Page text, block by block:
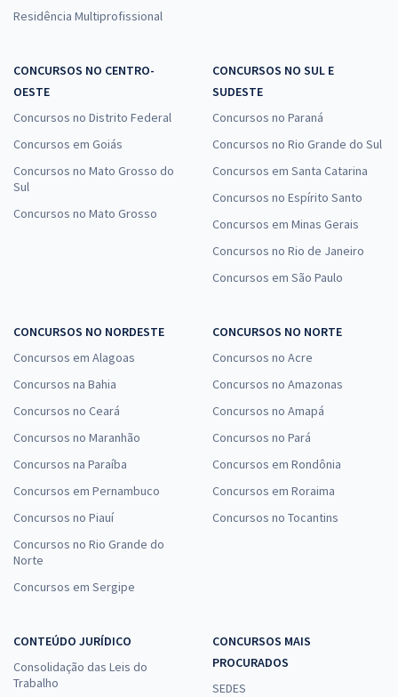
Residência Multiprofissional
CONCURSOS NO CENTRO-
OESTE
Concursos no Distrito Federal
Concursos em Goiás
Concursos no Mato Grosso do
Sul
Concursos no Mato Grosso
CONCURSOS NO SUL E
SUDESTE
Concursos no Paraná
Concursos no Rio Grande do Sul
Concursos em Santa Catarina
Concursos no Espírito Santo
Concursos em Minas Gerais
Concursos no Rio de Janeiro
Concursos em São Paulo
CONCURSOS NO NORDESTE
Concursos em Alagoas
Concursos na Bahia
Concursos no Ceará
Concursos no Maranhão
Concursos na Paraíba
Concursos em Pernambuco
Concursos no Piauí
Concursos no Rio Grande do
Norte
Concursos em Sergipe
CONCURSOS NO NORTE
Concursos no Acre
Concursos no Amazonas
Concursos no Amapá
Concursos no Pará
Concursos em Rondônia
Concursos em Roraima
Concursos no Tocantins
CONTEÚDO JURÍDICO
Consolidação das Leis do
Trabalho
CONCURSOS MAIS
PROCURADOS
SEDES